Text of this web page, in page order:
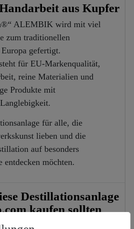
aus Kupfer
ALEMBIK wird mit viel
zum traditionellen
gefertigt.
für EU-Markenqualität,
reine Materialien und
Produkte mit
für alle, die
lieben und die
auf besonders
entdecken möchten.
Destillationsanlage
kaufen sollten
komplette kleine